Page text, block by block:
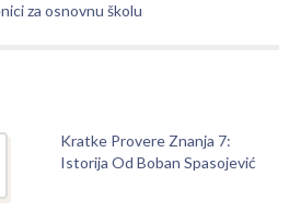
za osnovnu školu
Kratke Provere Znanja 7:
Istorija Od Boban Spasojević